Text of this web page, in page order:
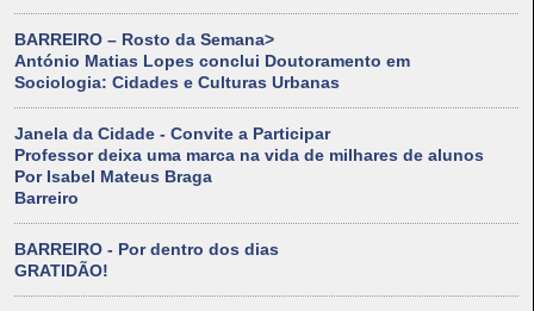
BARREIRO – Rosto da Semana>
António Matias Lopes conclui Doutoramento em
Sociologia: Cidades e Culturas Urbanas
Janela da Cidade - Convite a Participar
Professor deixa uma marca na vida de milhares de alunos
Por Isabel Mateus Braga
Barreiro
BARREIRO - Por dentro dos dias
GRATIDÃO!